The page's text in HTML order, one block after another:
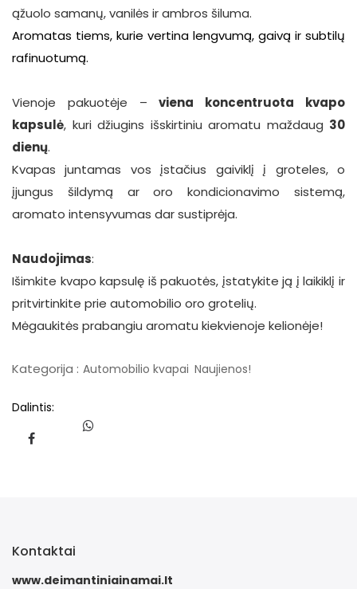
ąžuolo samanų, vanilės ir ambros šiluma.
Aromatas tiems, kurie vertina lengvumą, gaivą ir subtilų
rafinuotumą.
Vienoje pakuotėje –viena koncentruota kvapo
kapsulė, kuri džiugins išskirtiniu aromatu maždaug 30
dienų.
Kvapas juntamas vos įstačius gaiviklį į groteles, o
įjungus šildymą ar oro kondicionavimo sistemą,
aromato intensyvumas dar sustiprėja.
Naudojimas:
Išimkite kvapo kapsulę iš pakuotės, įstatykite ją į laikiklį ir
pritvirtinkite prie automobilio oro grotelių.
Mėgaukitės prabangiu aromatu kiekvienoje kelionėje!
Kategorija : Automobilio kvapai Naujienos!
Dalintis:
Kontaktai
www.deimantiniainamai.lt